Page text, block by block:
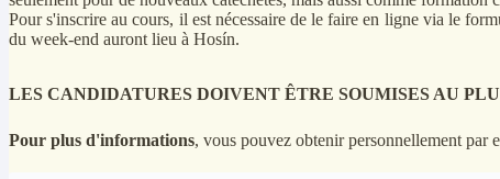
Pour s'inscrire au cours, il est nécessaire de le faire en ligne via le
du week-end auront lieu à Hosín.
LES CANDIDATURES DOIVENT ÊTRE SOUMISES AU
Pour plus d'informations, vous pouvez obtenir personnellement par